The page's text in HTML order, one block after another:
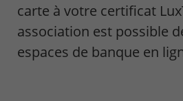
carte à votre certificat
association est possible
espaces de banque en